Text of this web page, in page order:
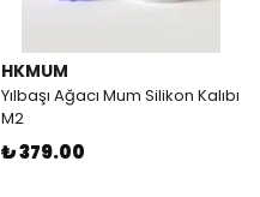
HKMUM
Yılbaşı Ağacı Mum Silikon Kalıbı
M2
₺ 379.00